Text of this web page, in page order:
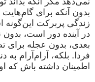
بدون آنکه برای
زندگی پربرکت
در آینده دور است،
بعدی، بدون عجله برای
فردا. بلکه، آرام‌آرام به
اطمینان داشته باش که